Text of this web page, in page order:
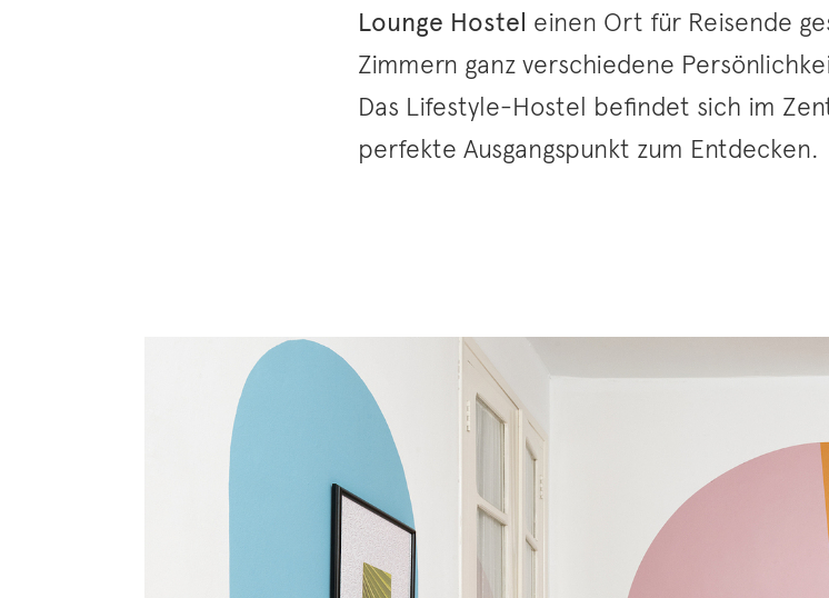
Lounge Hostel einen Ort für Reisende
Zimmern ganz verschiedene
Das Lifestyle-Hostel befindet sich im
perfekte Ausgangspunkt zum Entdecken.